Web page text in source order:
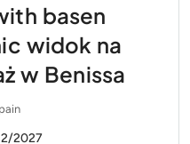
basen
widok na
w Benissa
2027